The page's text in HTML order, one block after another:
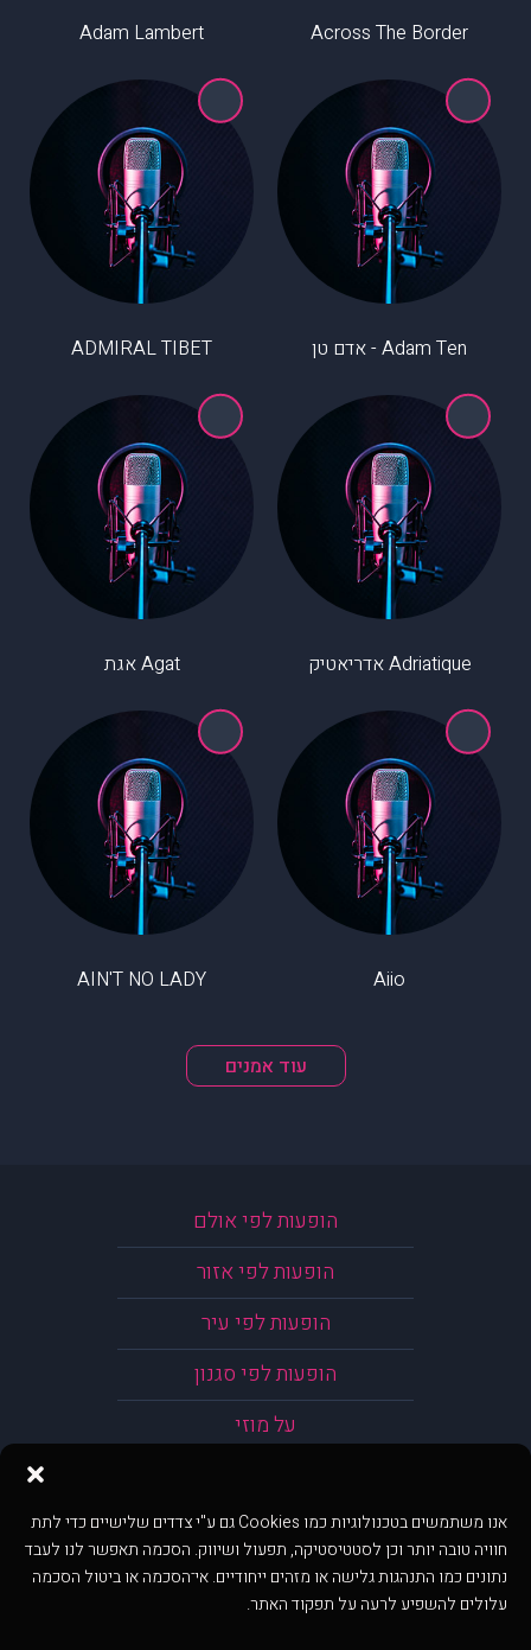
אנו משתמשים בטכנולוגיות כמו Cookies גם ע"י צדדים שלישיים כדי לתת
חוויה טובה יותר וכן לסטטיסטיקה, תפעול ושיווק. הסכמה תאפשר לנו לעבד
נתונים כמו התנהגות גלישה או מזהים ייחודיים. אי־הסכמה או ביטול הסכמה
עלולים להשפיע לרעה על תפקוד האתר.
Across The Border
Adam Lambert
Adam Ten - אדם טן ADMIRAL TIBET
Adriatique אדריאטיק Agat אגת
Aiio
AIN'T NO LADY
עוד אמנים
הופעות לפי אולם
הופעות לפי אזור
הופעות לפי עיר
הופעות לפי סגנון
על מוזי